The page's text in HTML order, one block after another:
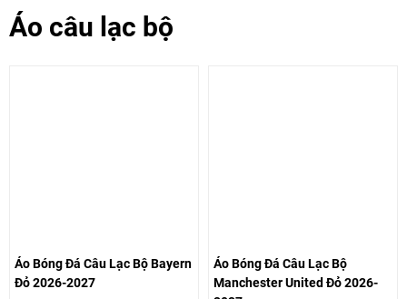
Áo câu lạc bộ
Áo Bóng Đá Câu Lạc Bộ Bayern
Đỏ 2026-2027
Áo Bóng Đá Câu Lạc Bộ
Manchester United Đỏ 2026-